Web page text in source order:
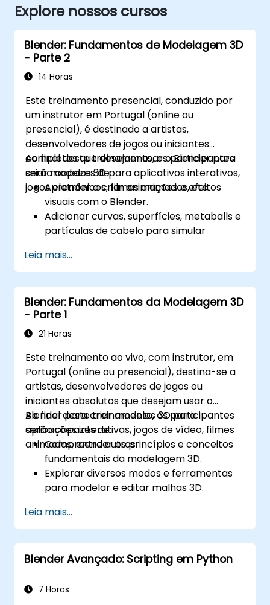
Explore nossos cursos
Blender: Fundamentos de Modelagem 3D
- Parte 2
14 Horas
Este treinamento presencial, conduzido por
um instrutor em Portugal (online ou
presencial), é destinado a artistas,
desenvolvedores de jogos ou iniciantes
completos que desejam usar o Blender para
criar modelos 3D para aplicativos interativos,
jogos eletrônicos, filmes animados, etc.
Ao final deste treinamento, os participantes
serão capazes de:
Aprender a criar animações e efeitos
visuais com o Blender.
Adicionar curvas, superfícies, metaballs e
partículas de cabelo para simular
Introdução à modelagem não destrutiva
e animação.
Exportar modelos 3D e ativos para um
motor de jogo, impressora 3D ou outro
software.
Leia mais...
Blender: Fundamentos da Modelagem 3D
- Parte 1
21 Horas
Este treinamento ao vivo, com instrutor, em
Portugal (online ou presencial), destina-se a
artistas, desenvolvedores de jogos ou
iniciantes absolutos que desejam usar o
Blender para criar modelos 3D para
aplicações interativas, jogos de vídeo, filmes
animados, entre outros.
Ao final deste treinamento, os participantes
serão capazes de:
Compreender os princípios e conceitos
fundamentais da modelagem 3D.
Explorar diversos modos e ferramentas
para modelar e editar malhas 3D.
UV/desdobramento, escultura e pintura,
além de renderização de modelos 3D.
Leia mais...
Blender Avançado: Scripting em Python
7 Horas